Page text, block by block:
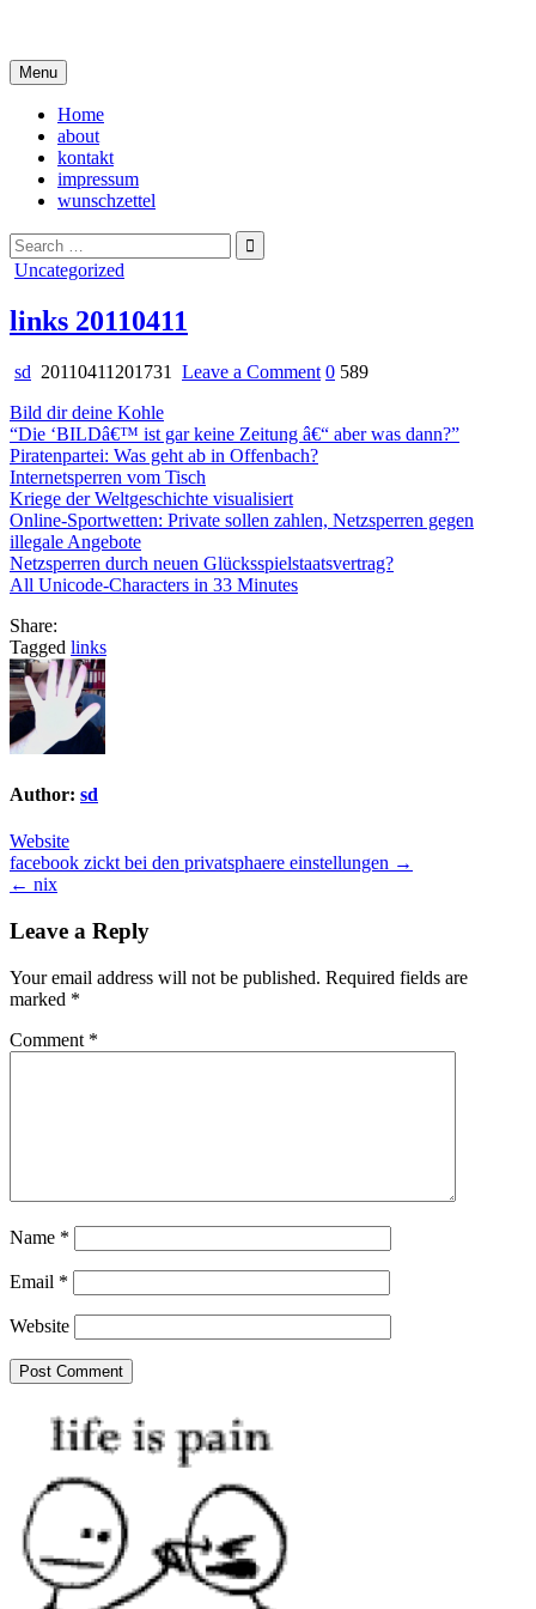
content
Menu
Home
about
kontakt
impressum
wunschzettel
Search
for:
Posted
Uncategorized
links 20110411
sd 20110411201731 Leave a Commenton
0 589
Bild dir deine Kohle
“Die ‘BILDâ€™ ist gar keine Zeitung â€“ aber was dann?”
Piratenpartei: Was geht ab in Offenbach?
Internetsperren vom Tisch
Kriege der Weltgeschichte visualisiert
Online-Sportwetten: Private sollen zahlen, Netzsperren gegen
illegale Angebote
Netzsperren durch neuen Glücksspielstaatsvertrag?
All Unicode-Characters in 33 Minutes
Share:
Tagged links
Author: sd
Website
Post
navigation
facebook zickt bei den privatsphaere einstellungen →
← nix
Leave a Reply
Your email address will not be published. Required fields are
marked *
Comment *
Name *
Email *
Website